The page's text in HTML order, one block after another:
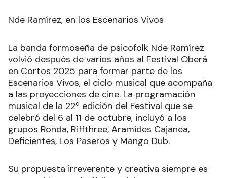
Nde Ramírez, en los Escenarios Vivos
La banda formoseña de psicofolk Nde Ramírez
volvió después de varios años al Festival Oberá
en Cortos 2025 para formar parte de los
Escenarios Vivos, el ciclo musical que acompaña
a las proyecciones de cine. La programación
musical de la 22ª edición del Festival que se
celebró del 6 al 11 de octubre, incluyó a los
grupos Ronda, Riffthree, Aramides Cajanea,
Deficientes, Los Paseros y Mango Dub.
Su propuesta irreverente y creativa siempre es